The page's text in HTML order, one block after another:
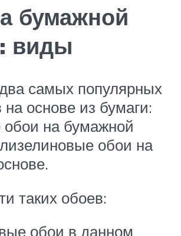
бумажной
виды
самых популярных
основе из бумаги:
на бумажной
обои на
таких обоев:
обои в данном